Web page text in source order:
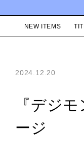
NEW ITEMS
2024.12.20
『デジ
ージ